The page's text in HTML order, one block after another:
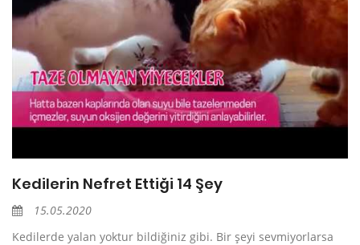
Kedilerin Nefret Ettiği 14 Şey
15.05.2020
Kedilerde yalan yoktur bildiğiniz gibi. Bir şeyi sevmiyorlarsa